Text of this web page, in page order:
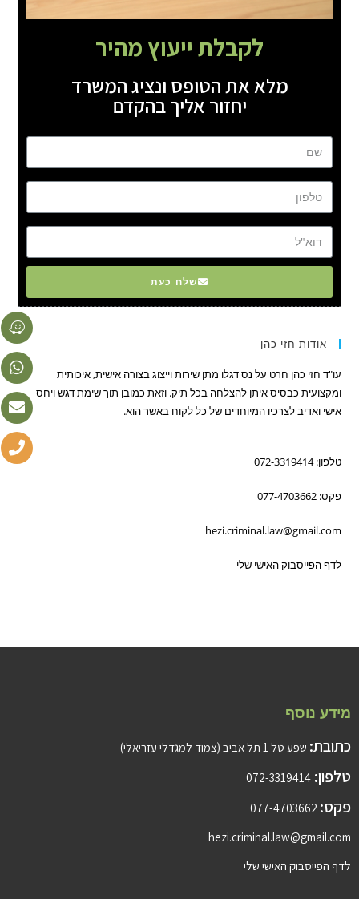
לקבלת ייעוץ מהיר
מלא את הטופס ונציג המשרד
יחזור אליך בהקדם
שלח כעת
אודות חזי כהן
עו"ד חזי כהן חרט על נס דגלו מתן שירות וייצוג בצורה אישית, איכותית
ומקצועית כבסיס איתן להצלחה בכל תיק. וזאת כמובן תוך שימת דגש ויחס
אישי ואדיב לצרכיו המיוחדים של כל לקוח באשר הוא.
טלפון: 072-3319414
פקס: 077-4703662
hezi.criminal.law@gmail.com
לדף הפייסבוק האישי שלי
מידע נוסף
כתובת: שפע טל 1 תל אביב (צמוד למגדלי עזריאלי)
טלפון: 072-3319414
פקס:
hezi.criminal.law@gmail.com
לדף הפייסבוק האישי שלי